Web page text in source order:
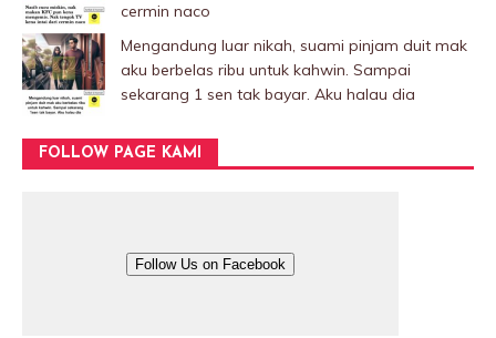
cermin naco
Mengandung luar nikah, suami pinjam duit mak
aku berbelas ribu untuk kahwin. Sampai
sekarang 1 sen tak bayar. Aku halau dia
FOLLOW PAGE KAMI
Follow Us on Facebook